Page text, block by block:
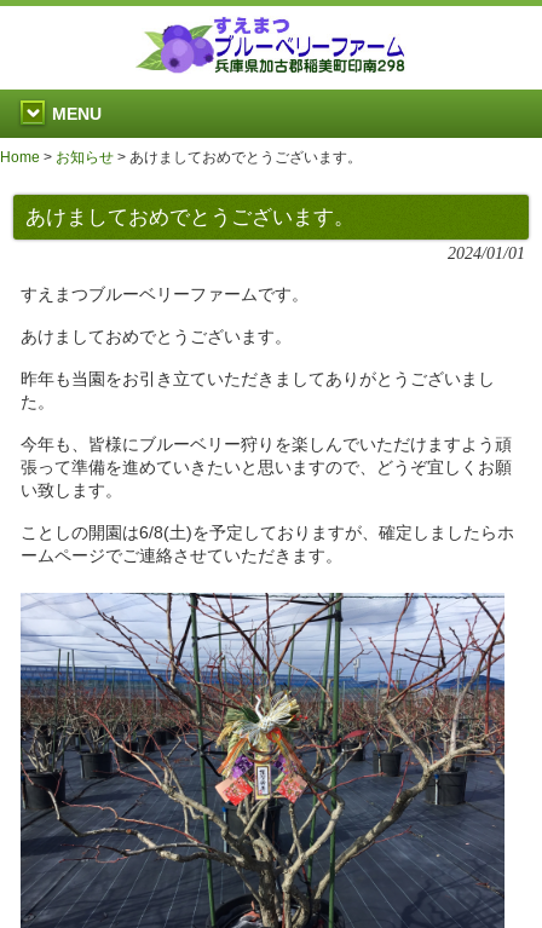
MENU
Home > お知らせ > あけましておめでとうございます。
あけましておめでとうございます。
2024/01/01
すえまつブルーベリーファームです。
あけましておめでとうございます。
昨年も当園をお引き立ていただきましてありがとうございまし
た。
今年も、皆様にブルーベリー狩りを楽しんでいただけますよう頑
張って準備を進めていきたいと思いますので、どうぞ宜しくお願
い致します。
ことしの開園は6/8(土)を予定しておりますが、確定しましたらホ
ームページでご連絡させていただきます。